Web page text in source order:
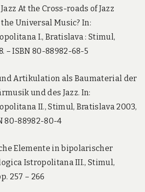
At the Cross-roads of Jazz
Universal Music? In:
I., Bratislava : Stimul,
– ISBN 80-88982-68-5
Artikulation als Baumaterial der
und des Jazz. In:
II., Stimul, Bratislava 2003,
80-88982-80-4
Elemente in bipolarischer
Istropolitana III., Stimul,
257 – 266